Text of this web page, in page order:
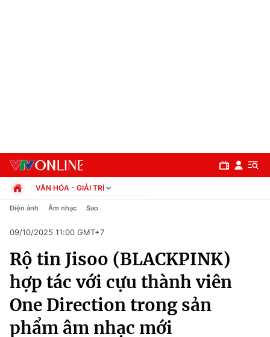
Chuyên mục
Chính trị
Xã hội
VĂN HÓA - GIẢI TRÍ
Chính trị
Pháp luật
Kinh tế
Thể thao
Truyền hình
Văn hóa - Giải trí
Y tế
Đời sống
Điện ảnh Âm nhạc Sao
09/10/2025 11:00 GMT+7
Rộ tin Jisoo (BLACKPINK)
hợp tác với cựu thành viên
One Direction trong sản
phẩm âm nhạc mới